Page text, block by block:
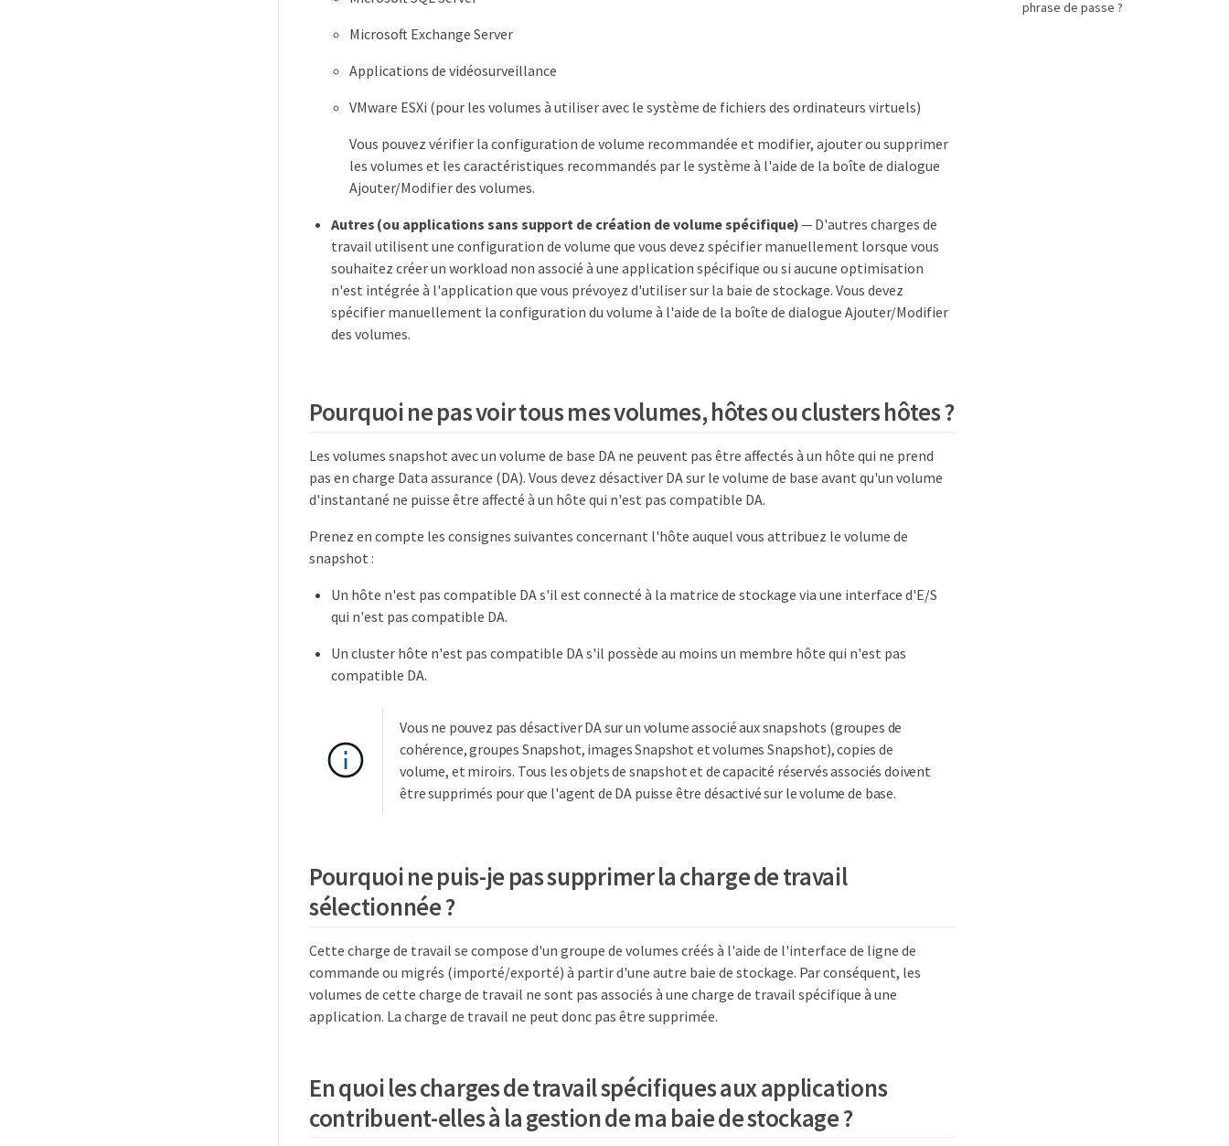
Microsoft Exchange Server
Applications de vidéosurveillance
VMware ESXi (pour les volumes à utiliser avec le système de fichiers des ordinateurs virtuels)
Vous pouvez vérifier la configuration de volume recommandée et modifier, ajouter ou supprimer
les volumes et les caractéristiques recommandés par le système à l'aide de la boîte de dialogue
Ajouter/Modifier des volumes.
Autres (ou applications sans support de création de volume spécifique)— D'autres charges de
travail utilisent une configuration de volume que vous devez spécifier manuellement lorsque vous
souhaitez créer un workload non associé à une application spécifique ou si aucune optimisation
n'est intégrée à l'application que vous prévoyez d'utiliser sur la baie de stockage. Vous devez
spécifier manuellement la configuration du volume à l'aide de la boîte de dialogue Ajouter/Modifier
des volumes.
Pourquoi ne pas voir tous mes volumes, hôtes ou clusters hôtes ?
Les volumes snapshot avec un volume de base DA ne peuvent pas être affectés à un hôte qui ne prend
pas en charge Data assurance (DA). Vous devez désactiver DA sur le volume de base avant qu'un volume
d'instantané ne puisse être affecté à un hôte qui n'est pas compatible DA.
Prenez en compte les consignes suivantes concernant l'hôte auquel vous attribuez le volume de
snapshot :
Un hôte n'est pas compatible DA s'il est connecté à la matrice de stockage via une interface d'E/S
qui n'est pas compatible DA.
Un cluster hôte n'est pas compatible DA s'il possède au moins un membre hôte qui n'est pas
compatible DA.
Vous ne pouvez pas désactiver DA sur un volume associé aux snapshots (groupes de
cohérence, groupes Snapshot, images Snapshot et volumes Snapshot), copies de
volume, et miroirs. Tous les objets de snapshot et de capacité réservés associés doivent
être supprimés pour que l'agent de DA puisse être désactivé sur le volume de base.
Pourquoi ne puis-je pas supprimer la charge de travail
sélectionnée ?
Cette charge de travail se compose d'un groupe de volumes créés à l'aide de l'interface de ligne de
commande ou migrés (importé/exporté) à partir d'une autre baie de stockage. Par conséquent, les
volumes de cette charge de travail ne sont pas associés à une charge de travail spécifique à une
application. La charge de travail ne peut donc pas être supprimée.
En quoi les charges de travail spécifiques aux applications
contribuent-elles à la gestion de ma baie de stockage ?
phrase de passe ?